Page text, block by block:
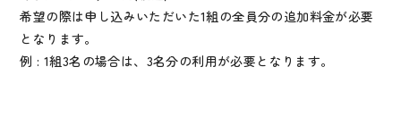
希望の際は申し込みいただいた1組の全員分の追加料金が必要
となります。
例 : 1組3名の場合は、3名分の利用が必要となります。